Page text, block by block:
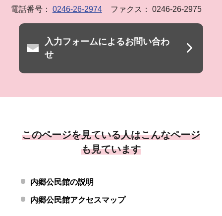
電話番号： 0246-26-2974 ファクス： 0246-26-2975
入力フォームによるお問い合わ
せ
このページを見ている人はこんなページ
も見ています
内郷公民館の説明
内郷公民館アクセスマップ